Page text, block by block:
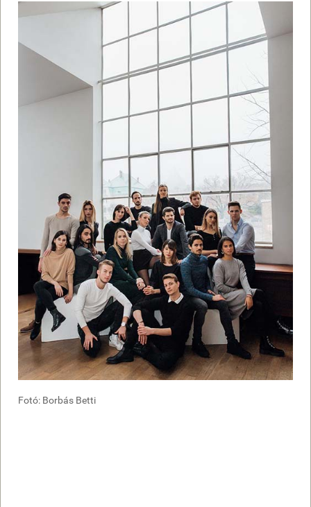
Fotó: Borbás Betti